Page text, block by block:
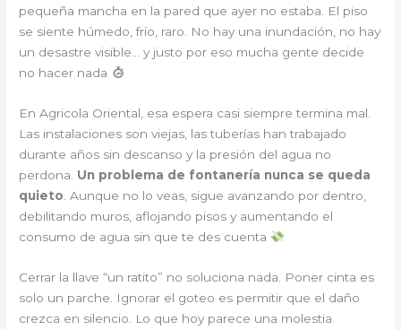
pequeña mancha en la pared que ayer no estaba. El piso
se siente húmedo, frío, raro. No hay una inundación, no hay
un desastre visible… y justo por eso mucha gente decide
no hacer nada
En Agricola Oriental, esa espera casi siempre termina mal.
Las instalaciones son viejas, las tuberías han trabajado
durante años sin descanso y la presión del agua no
perdona. Un problema de fontanería nunca se queda
quieto . Aunque no lo veas, sigue avanzando por dentro,
debilitando muros, aflojando pisos y aumentando el
consumo de agua sin que te des cuenta
Cerrar la llave “un ratito” no soluciona nada. Poner cinta es
solo un parche. Ignorar el goteo es permitir que el daño
crezca en silencio. Lo que hoy parece una molestia